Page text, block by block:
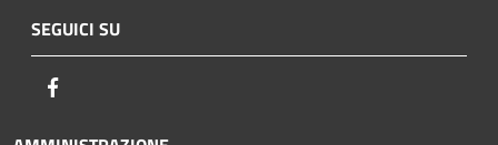
SEGUICI SU